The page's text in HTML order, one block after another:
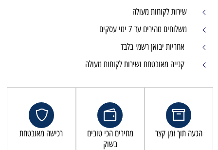
שירות לקוחות מעולה
משלוחים מהירים עד 7 ימי עסקים
אחריות יבואן רשמי בלבד
קנייה מאובטחת ושירות לקוחות מעולה
הגעה תוך זמן קצר
מחירים הכי טובים
בשוק
רכישה מאובטחת